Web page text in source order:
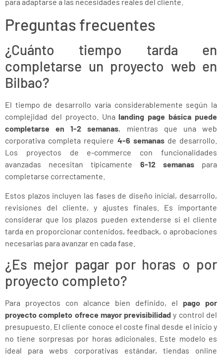
Preguntas frecuentes
¿Cuánto tiempo tarda en
completarse un proyecto web en
Bilbao?
El tiempo de desarrollo varía considerablemente según la
complejidad del proyecto. Unalanding page básica puede
completarse en 1-2 semanas, mientras que una web
corporativa completa requiere 4-6 semanasde desarrollo.
Los proyectos de e-commerce con funcionalidades
avanzadas necesitan típicamente 6-12 semanaspara
completarse correctamente.
Estos plazos incluyen las fases de diseño inicial, desarrollo,
revisiones del cliente, y ajustes finales. Es importante
considerar que los plazos pueden extenderse si el cliente
tarda en proporcionar contenidos, feedback, o aprobaciones
necesarias para avanzar en cada fase.
¿Es mejor pagar por horas o por
proyecto completo?
Para proyectos con alcance bien definido, el pago por
proyecto completo ofrece mayor previsibilidad y control del
presupuesto. El cliente conoce el coste final desde el inicio y
no tiene sorpresas por horas adicionales. Este modelo es
ideal para webs corporativas estándar, tiendas online